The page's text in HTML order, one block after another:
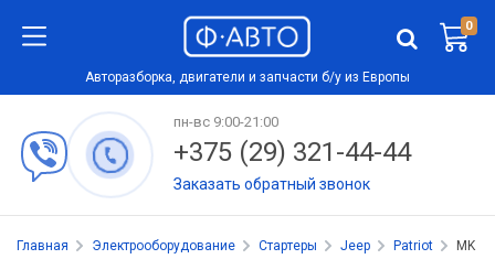
0
Авторазборка, двигатели и запчасти б/у из Европы
пн-вс 9:00-21:00
+375 (29) 321-44-44
Заказать обратный звонок
Главная Электрооборудование Стартеры Jeep Patriot
MK